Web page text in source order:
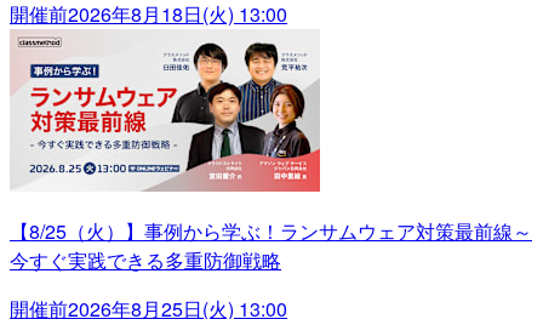
開催前2026年8月18日(火) 13:00
【8/25（火）】事例から学ぶ！ランサムウェア対策最前線～
今すぐ実践できる多重防御戦略
開催前2026年8月25日(火) 13:00